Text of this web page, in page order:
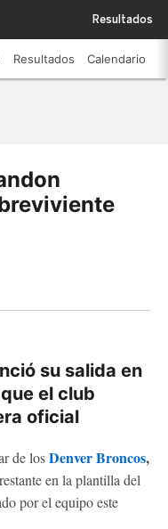
Resultados
Resultados Calendario
su salida en
el club
oficial
de losDenver Broncos,
en la plantilla del
por el equipo este